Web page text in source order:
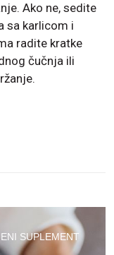
Ako ne, sedite
sa karlicom i
radite kratke
čučnja ili
SUPLEMENT